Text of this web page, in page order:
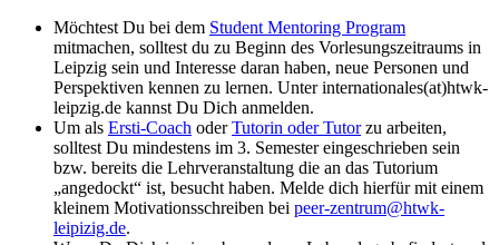
Möchtest Du bei dem Student Mentoring Program
mitmachen, solltest du zu Beginn des Vorlesungszeitraums in
Leipzig sein und Interesse daran haben, neue Personen und
Perspektiven kennen zu lernen. Unter internationales(at)htwk-
leipzig.de kannst Du Dich anmelden.
Um als Ersti-Coach oderTutorin oder Tutorzu arbeiten,
solltest Du mindestens im 3. Semester eingeschrieben sein
bzw. bereits die Lehrveranstaltung die an das Tutorium
angedockt
ist, besucht haben. Melde dich hierfür mit einem
kleinem Motivationsschreiben bei peer-zentrum@htwk-
leipizig.de.